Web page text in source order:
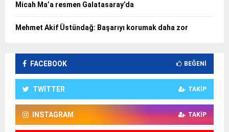
Micah Ma’a resmen Galatasaray’da
Mehmet Akif Üstündağ: Başarıyı korumak daha zor
FACEBOOK BEĞENI
TWITTER TAKIP
INSTAGRAM TAKIP